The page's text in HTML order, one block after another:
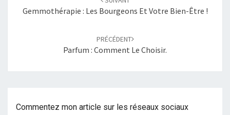
d'article
Gemmothérapie : Les Bourgeons Et Votre Bien-Être !
PRÉCÉDENT
Parfum : Comment Le Choisir.
Commentez mon article sur les réseaux sociaux